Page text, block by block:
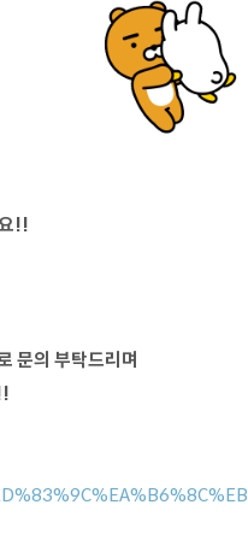
!!
문의 부탁드리며